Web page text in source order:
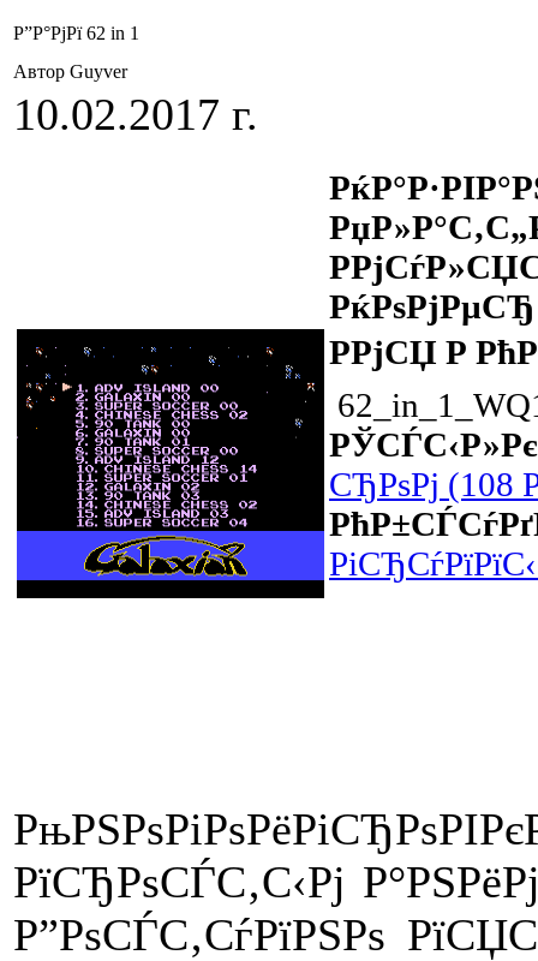
Р”Р°РјРї 62 in 1
Автор Guyver
10.02.2017 г.
РРјСЏ Р
СЂРѕРј (108
РїСЂРѕСЃС‚С‹Рј
Р”РѕСЃС‚СѓРїРЅРѕ